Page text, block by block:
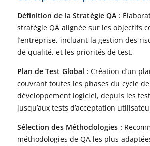
Définition de la Stratégie QA :
stratégie QA alignée sur les objectifs
l’entreprise, incluant la gestion des
de qualité, et les priorités de test.
Plan de Test Global : Création d’un
couvrant toutes les phases du cycle
développement logiciel, depuis les
jusqu’aux tests d’acceptation
Sélection des Méthodologies :
méthodologies de QA les plus